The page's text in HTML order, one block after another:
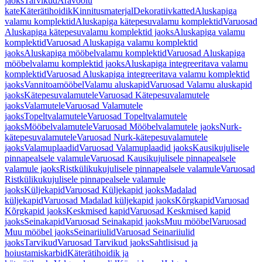
kateKäterätihoidikKinnitusmaterjalDekoratiivkattedAluskapiga
valamu komplektidAluskapiga kätepesuvalamu komplektidVaruosad
Aluskapiga kätepesuvalamu komplektid jaoksAluskapiga valamu
komplektidVaruosad Aluskapiga valamu komplektid
jaoksAluskapiga mööbelvalamu komplektidVaruosad Aluskapiga
mööbelvalamu komplektid jaoksAluskapiga integreeritava valamu
komplektidVaruosad Aluskapiga integreeritava valamu komplektid
jaoksVannitoamööbelValamu aluskapidVaruosad Valamu aluskapid
jaoksKätepesuvalamuteleVaruosad Kätepesuvalamutele
jaoksValamuteleVaruosad Valamutele
jaoksTopeltvalamuteleVaruosad Topeltvalamutele
jaoksMööbelvalamuteleVaruosad Mööbelvalamutele jaoksNurk-
kätepesuvalamuteleVaruosad Nurk-kätepesuvalamutele
jaoksValamuplaadidVaruosad Valamuplaadid jaoksKausikujulisele
pinnapealsele valamuleVaruosad Kausikujulisele pinnapealsele
valamule jaoksRistkülikukujulisele pinnapealsele valamuleVaruosad
Ristkülikukujulisele pinnapealsele valamule
jaoksKüljekapidVaruosad Küljekapid jaoksMadalad
küljekapidVaruosad Madalad küljekapid jaoksKõrgkapidVaruosad
Kõrgkapid jaoksKeskmised kapidVaruosad Keskmised kapid
jaoksSeinakapidVaruosad Seinakapid jaoksMuu mööbelVaruosad
Muu mööbel jaoksSeinariiulidVaruosad Seinariiulid
jaoksTarvikudVaruosad Tarvikud jaoksSahtlisisud ja
hoiustamiskarbidKäterätihoidik ja